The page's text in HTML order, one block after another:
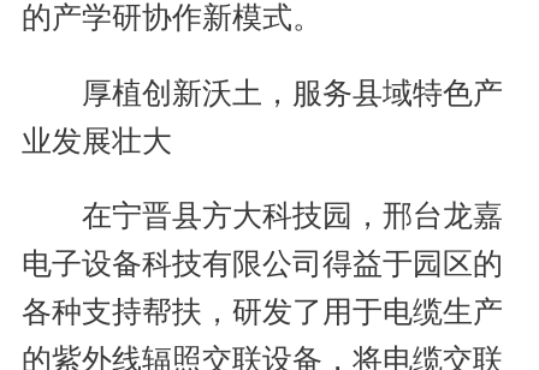
的产学研协作新模式。
厚植创新沃土，服务县域特色产
业发展壮大
在宁晋县方大科技园，邢台龙嘉
电子设备科技有限公司得益于园区的
各种支持帮扶，研发了用于电缆生产
的紫外线辐照交联设备，将电缆交联